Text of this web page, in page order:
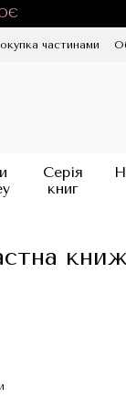
частинами
Серія
книг